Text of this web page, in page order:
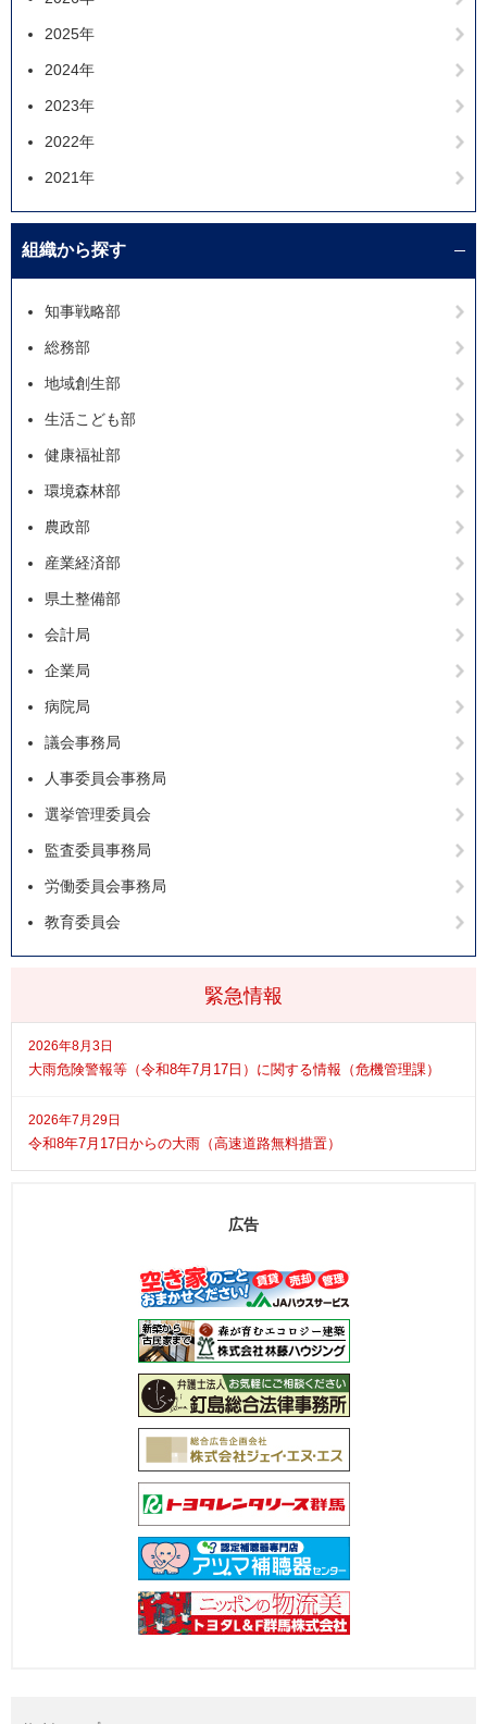
緊急情報
2026年8月3日
大雨危険警報等（令和8年7月17日）に関する情報（危機管理課）
2026年7月29日
令和8年7月17日からの大雨（高速道路無料措置）
2025年
2024年
2023年
2022年
2021年
組織から探す
知事戦略部
総務部
地域創生部
生活こども部
健康福祉部
環境森林部
農政部
産業経済部
県土整備部
会計局
企業局
病院局
議会事務局
人事委員会事務局
選挙管理委員会
監査委員事務局
労働委員会事務局
教育委員会
広告